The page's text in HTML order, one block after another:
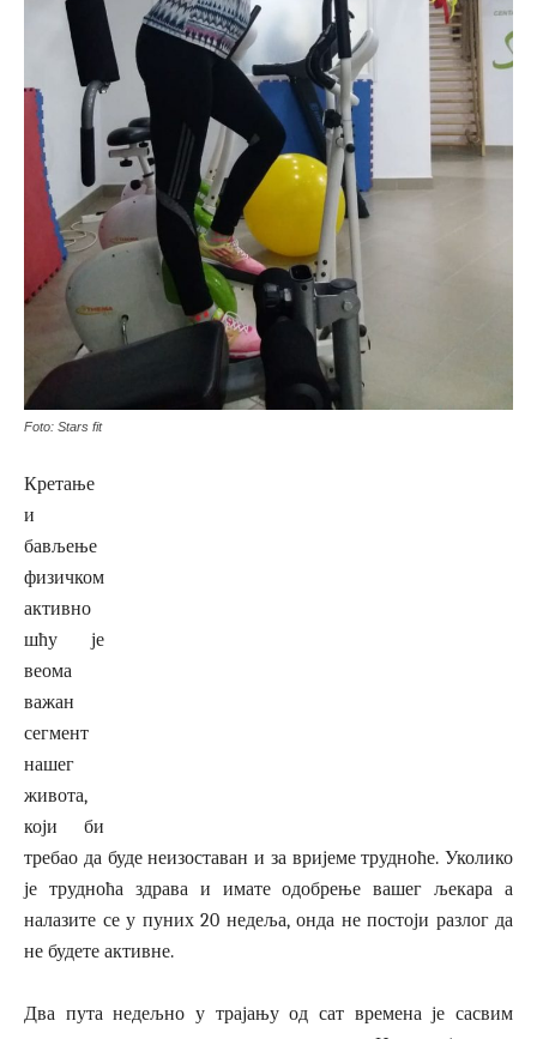
Foto: Stars fit
Кретање
и
бављење
физичком
активно
шћу је
веома
важан
сегмент
нашег
живота,
који би
требао да буде неизоставан и за вријеме трудноће. Уколико
је трудноћа здрава и имате одобрење вашег љекара а
налазите се у пуних 20 недеља, онда не постоји разлог да
не будете активне.
Два пута недељно у трајању од сат времена је сасвим